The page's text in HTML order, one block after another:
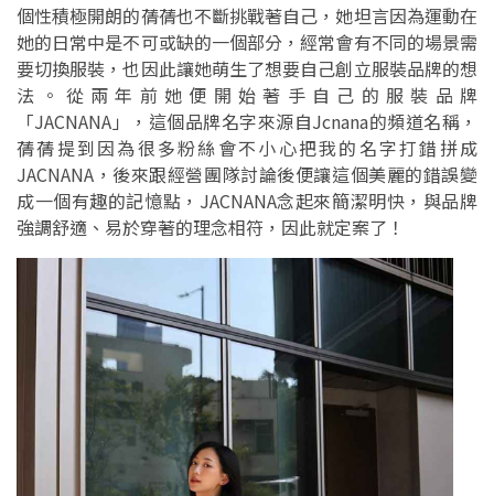
個性積極開朗的蒨蒨也不斷挑戰著自己，她坦言因為運動在
她的日常中是不可或缺的一個部分，經常會有不同的場景需
要切換服裝，也因此讓她萌生了想要自己創立服裝品牌的想
法。從兩年前她便開始著手自己的服裝品牌
「JACNANA」，這個品牌名字來源自Jcnana的頻道名稱，
蒨蒨提到因為很多粉絲會不小心把我的名字打錯拼成
JACNANA，後來跟經營團隊討論後便讓這個美麗的錯誤變
成一個有趣的記憶點，JACNANA念起來簡潔明快，與品牌
強調舒適、易於穿著的理念相符，因此就定案了！